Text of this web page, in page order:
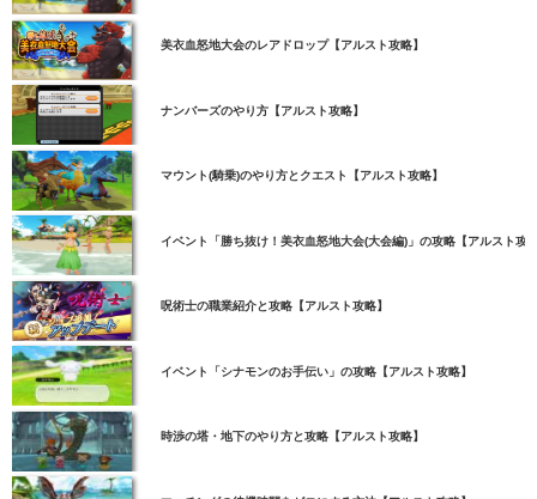
美衣血怒地大会のレアドロップ【アルスト攻略】
ナンバーズのやり方【アルスト攻略】
マウント(騎乗)のやり方とクエスト【アルスト攻略】
イベント「勝ち抜け！美衣血怒地大会(大会編)」の攻略【アルスト攻
呪術士の職業紹介と攻略【アルスト攻略】
イベント「シナモンのお手伝い」の攻略【アルスト攻略】
時渉の塔・地下のやり方と攻略【アルスト攻略】